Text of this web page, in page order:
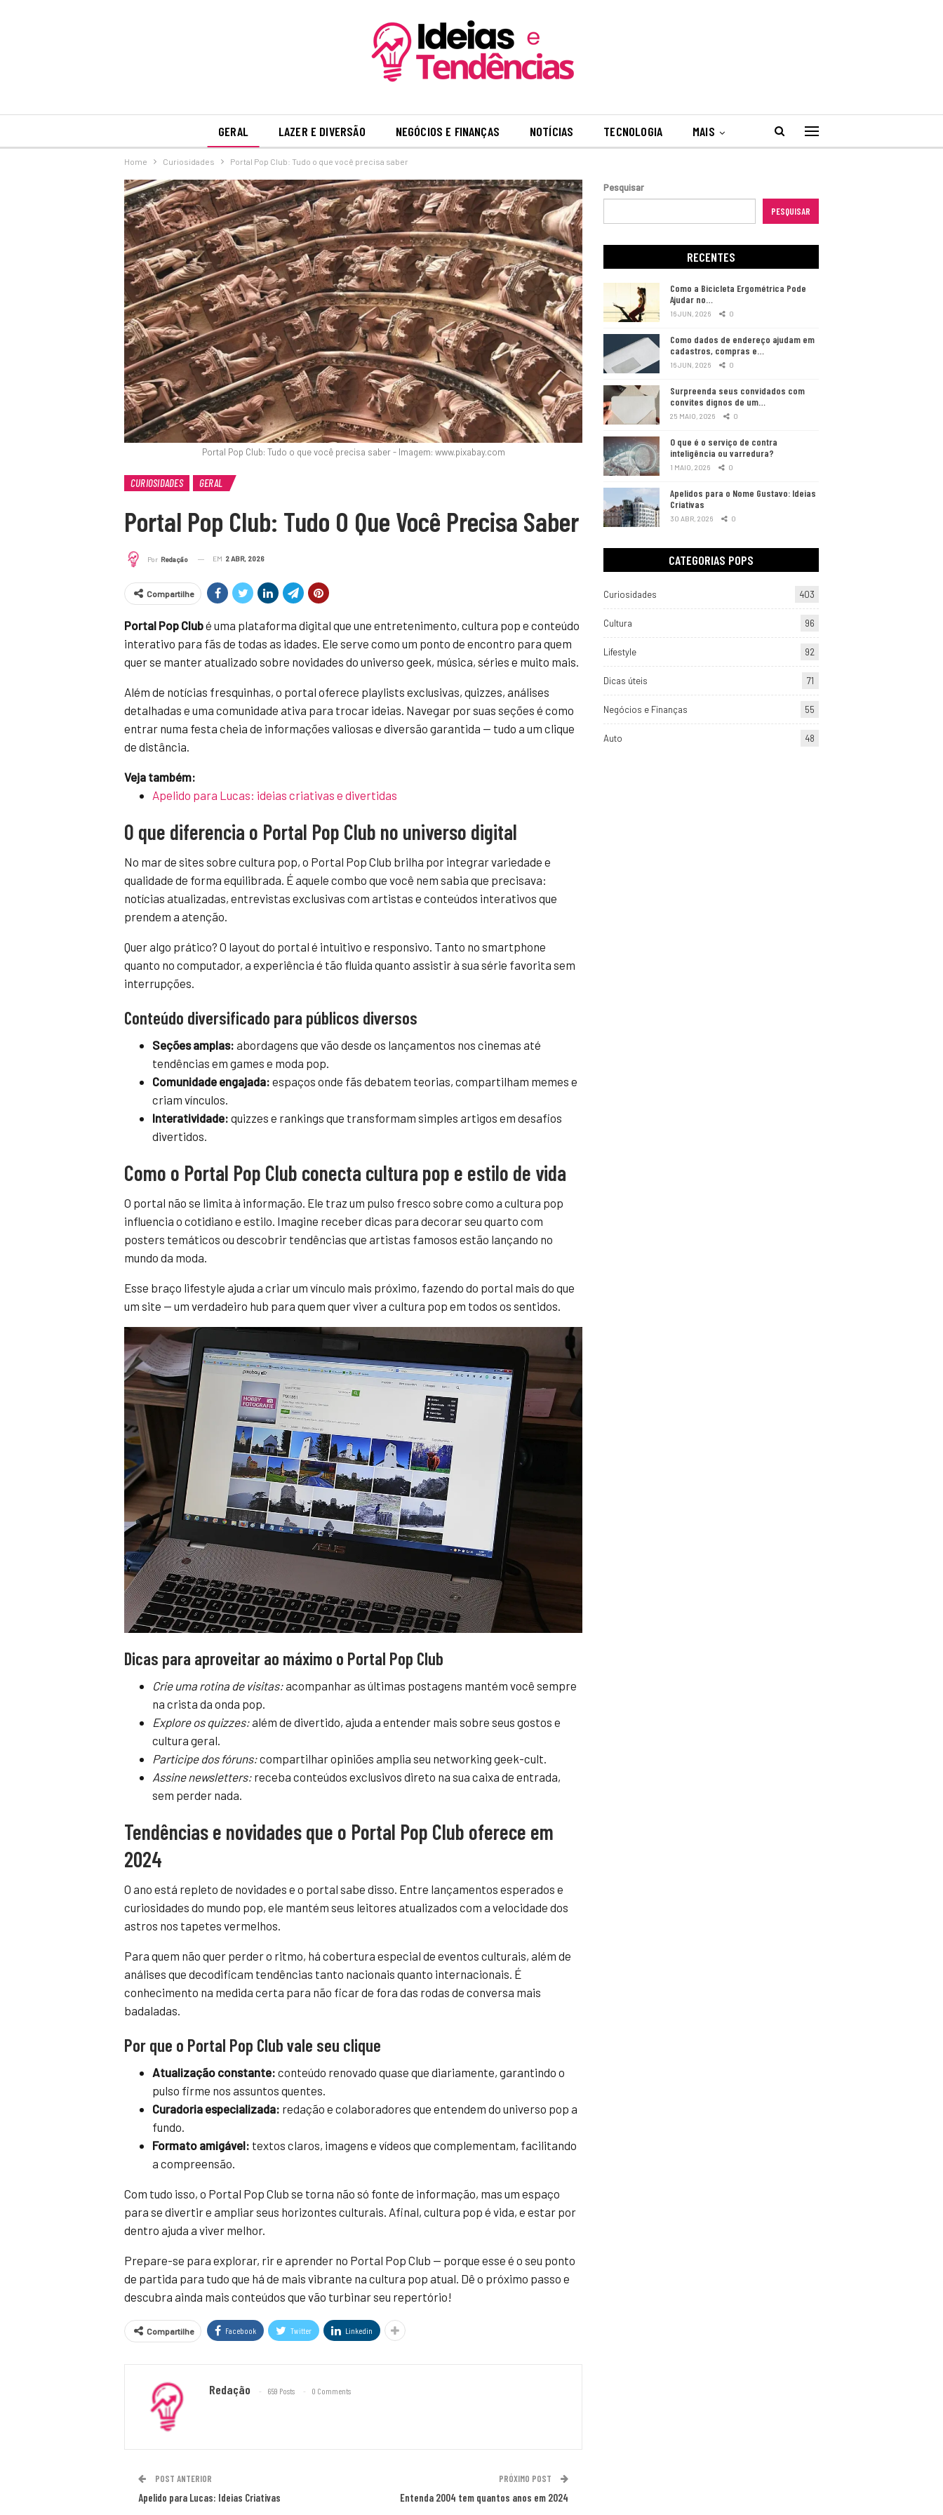
GERAL LAZER E DIVERSÃO NEGÓCIOS E FINANÇAS NOTÍCIAS TECNOLOGIA MAIS
Home Curiosidades Portal Pop Club: Tudo o que você precisa saber
Portal Pop Club: Tudo o que você precisa saber - Imagem: www.pixabay.com
CURIOSIDADES GERAL
Portal Pop Club: Tudo O Que Você Precisa Saber
Por Redação EM 2 ABR, 2026
Compartilhe
Portal Pop Clubé uma plataforma digital que une entretenimento, cultura pop e conteúdo
interativo para fãs de todas as idades. Ele serve como um ponto de encontro para quem
quer se manter atualizado sobre novidades do universo geek, música, séries e muito mais.
Além de notícias fresquinhas, o portal oferece playlists exclusivas, quizzes, análises
detalhadas e uma comunidade ativa para trocar ideias. Navegar por suas seções é como
entrar numa festa cheia de informações valiosas e diversão garantida — tudo a um clique
de distância.
Veja também:
Apelido para Lucas: ideias criativas e divertidas
O que diferencia o Portal Pop Club no universo digital
No mar de sites sobre cultura pop, o Portal Pop Club brilha por integrar variedade e
qualidade de forma equilibrada. É aquele combo que você nem sabia que precisava:
notícias atualizadas, entrevistas exclusivas com artistas e conteúdos interativos que
prendem a atenção.
Quer algo prático? O layout do portal é intuitivo e responsivo. Tanto no smartphone
quanto no computador, a experiência é tão fluida quanto assistir à sua série favorita sem
interrupções.
Conteúdo diversificado para públicos diversos
Seções amplas: abordagens que vão desde os lançamentos nos cinemas até
tendências em games e moda pop.
Comunidade engajada: espaços onde fãs debatem teorias, compartilham memes e
criam vínculos.
Interatividade: quizzes e rankings que transformam simples artigos em desafios
divertidos.
Como o Portal Pop Club conecta cultura pop e estilo de vida
O portal não se limita à informação. Ele traz um pulso fresco sobre como a cultura pop
influencia o cotidiano e estilo. Imagine receber dicas para decorar seu quarto com
posters temáticos ou descobrir tendências que artistas famosos estão lançando no
mundo da moda.
Esse braço lifestyle ajuda a criar um vínculo mais próximo, fazendo do portal mais do que
um site — um verdadeiro hub para quem quer viver a cultura pop em todos os sentidos.
Dicas para aproveitar ao máximo o Portal Pop Club
Crie uma rotina de visitas:acompanhar as últimas postagens mantém você sempre
na crista da onda pop.
Explore os quizzes:além de divertido, ajuda a entender mais sobre seus gostos e
cultura geral.
Participe dos fóruns:compartilhar opiniões amplia seu networking geek-cult.
Assine newsletters: receba conteúdos exclusivos direto na sua caixa de entrada,
sem perder nada.
Tendências e novidades que o Portal Pop Club oferece em
2024
O ano está repleto de novidades e o portal sabe disso. Entre lançamentos esperados e
curiosidades do mundo pop, ele mantém seus leitores atualizados com a velocidade dos
astros nos tapetes vermelhos.
Para quem não quer perder o ritmo, há cobertura especial de eventos culturais, além de
análises que decodificam tendências tanto nacionais quanto internacionais. É
conhecimento na medida certa para não ficar de fora das rodas de conversa mais
badaladas.
Por que o Portal Pop Club vale seu clique
Atualização constante: conteúdo renovado quase que diariamente, garantindo o
pulso firme nos assuntos quentes.
Curadoria especializada: redação e colaboradores que entendem do universo pop a
fundo.
Formato amigável: textos claros, imagens e vídeos que complementam, facilitando
a compreensão.
Com tudo isso, o Portal Pop Club se torna não só fonte de informação, mas um espaço
para se divertir e ampliar seus horizontes culturais. Afinal, cultura pop é vida, e estar por
dentro ajuda a viver melhor.
Prepare-se para explorar, rir e aprender no Portal Pop Club — porque esse é o seu ponto
de partida para tudo que há de mais vibrante na cultura pop atual. Dê o próximo passo e
descubra ainda mais conteúdos que vão turbinar seu repertório!
Compartilhe Facebook Twitter Linkedin
Redação 659 Posts 0 Comments
POST ANTERIOR
Apelido para Lucas: Ideias Criativas
PRÓXIMO POST
Entenda 2004 tem quantos anos em 2024
Pesquisar
PESQUISAR
RECENTES
Como a Bicicleta Ergométrica Pode
Ajudar no…
16 JUN, 2026 0
Como dados de endereço ajudam em
cadastros, compras e…
16 JUN, 2026 0
Surpreenda seus convidados com
convites dignos de um…
25 MAIO, 2026 0
O que é o serviço de contra
inteligência ou varredura?
1 MAIO, 2026 0
Apelidos para o Nome Gustavo: Ideias
Criativas
30 ABR, 2026 0
CATEGORIAS POPS
Curiosidades 403
Cultura 96
Lifestyle 92
Dicas úteis 71
Negócios e Finanças 55
Auto 48